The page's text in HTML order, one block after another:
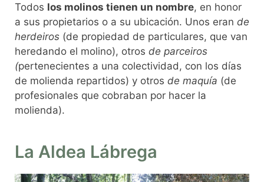
Todos los molinos tienen un nombre, en honor
a sus propietarios o a su ubicación. Unos eran de
herdeiros (de propiedad de particulares, que van
heredando el molino), otros de parceiros
(pertenecientes a una colectividad, con los días
de molienda repartidos) y otros de maquía (de
profesionales que cobraban por hacer la
molienda).
La Aldea Lábrega